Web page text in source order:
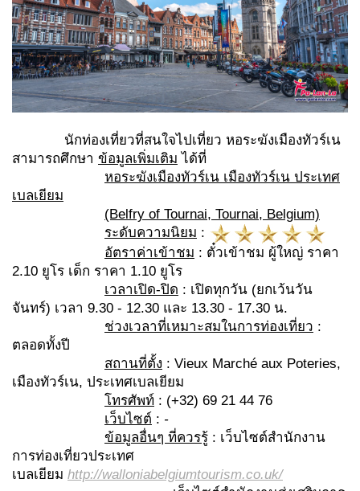
นักท่องเที่ยวที่สนใจไปเที่ยว หอระฆังเมืองทัวร์เน
สามารถศึกษา ข้อมูลเพิ่มเติม ได้ที่
หอระฆังเมืองทัวร์เน เมืองทัวร์เน ประเทศ
เบลเยียม
(Belfry of Tournai, Tournai, Belgium)
ระดับความนิยม :
อัตราค่าเข้าชม : ตั๋วเข้าชม ผู้ใหญ่ ราคา
2.10 ยูโร เด็ก ราคา 1.10 ยูโร
เวลาเปิด-ปิด : เปิดทุกวัน (ยกเว้นวัน
จันทร์) เวลา 9.30 - 12.30 และ 13.30 - 17.30 น.
ช่วงเวลาที่เหมาะสมในการท่องเที่ยว :
ตลอดทั้งปี
สถานที่ตั้ง : Vieux Marché aux Poteries,
เมืองทัวร์เน, ประเทศเบลเยียม
โทรศัพท์ : (+32) 69 21 44 76
เว็บไซต์ : -
ข้อมูลอื่นๆ ที่ควรรู้ : เว็บไซต์สำนักงาน
การท่องเที่ยวประเทศ
เบลเยียม http://walloniabelgiumtourism.co.uk/